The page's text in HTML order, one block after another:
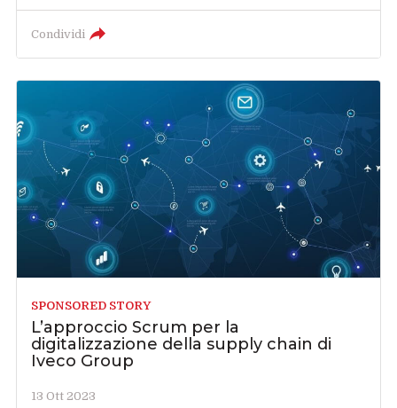
Condividi
SPONSORED STORY
L’approccio Scrum per la
digitalizzazione della supply chain di
Iveco Group
13 Ott 2023